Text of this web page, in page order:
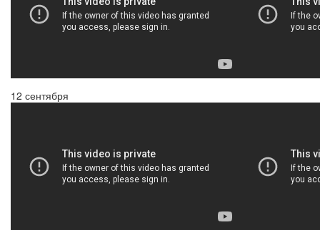
12 сентября